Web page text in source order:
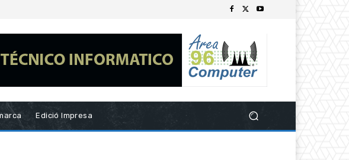
Edició Impresa